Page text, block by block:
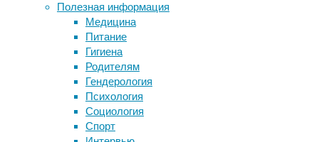
Полезная информация
Медицина
Питание
Гигиена
Родителям
Гендерология
Психология
Социология
Спорт
Стимуляция
проводилась